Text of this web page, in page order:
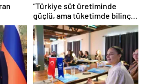
“Türkiye süt üretiminde
güçlü, ama tüketimde bilinç
şart”